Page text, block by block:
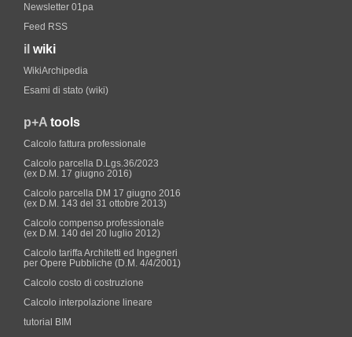
Newsletter 01pa
Feed RSS
il wiki
WikiArchipedia
Esami di stato (wiki)
p+A tools
Calcolo fattura professionale
Calcolo parcella D.Lgs.36/2023
(ex D.M. 17 giugno 2016)
Calcolo parcella DM 17 giugno 2016
(ex D.M. 143 del 31 ottobre 2013)
Calcolo compenso professionale
(ex D.M. 140 del 20 luglio 2012)
Calcolo tariffa Architetti ed Ingegneri
per Opere Pubbliche (D.M. 4/4/2001)
Calcolo costo di costruzione
Calcolo interpolazione lineare
tutorial BIM